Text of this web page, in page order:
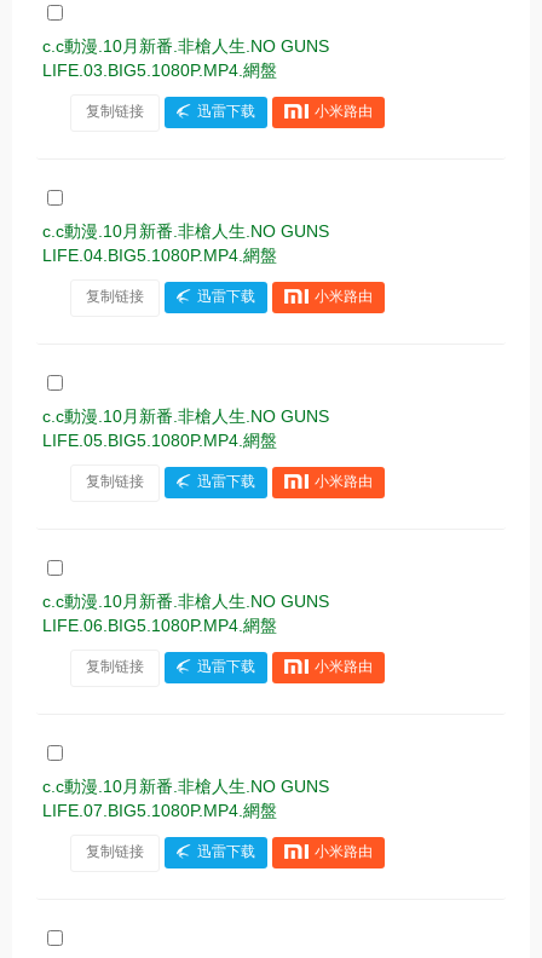
c.c動漫.10月新番.非槍人生.NO GUNS
LIFE.03.BIG5.1080P.MP4.網盤
复制链接 迅雷下载 小米路由
c.c動漫.10月新番.非槍人生.NO GUNS
LIFE.04.BIG5.1080P.MP4.網盤
复制链接 迅雷下载 小米路由
c.c動漫.10月新番.非槍人生.NO GUNS
LIFE.05.BIG5.1080P.MP4.網盤
复制链接 迅雷下载 小米路由
c.c動漫.10月新番.非槍人生.NO GUNS
LIFE.06.BIG5.1080P.MP4.網盤
复制链接 迅雷下载 小米路由
c.c動漫.10月新番.非槍人生.NO GUNS
LIFE.07.BIG5.1080P.MP4.網盤
复制链接 迅雷下载 小米路由